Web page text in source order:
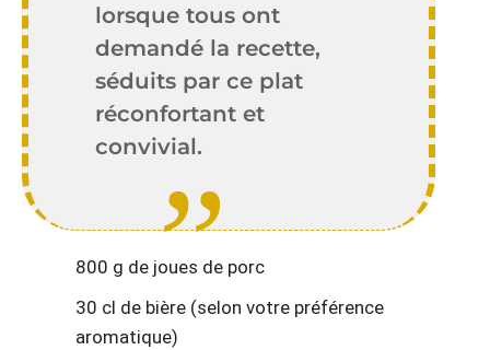
lorsque tous ont
demandé la recette,
séduits par ce plat
réconfortant et
convivial.
800 g de joues de porc
30 cl de bière (selon votre préférence
aromatique)